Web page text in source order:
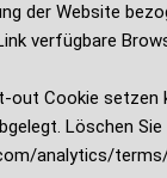
der Website
verfügbare
Cookie
Löschen
analytics/